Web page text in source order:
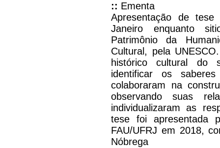
:: Ementa
Apresentação de
Janeiro enquanto
Patrimônio da
Cultural, pela
histórico cultural do
identificar os
colaboraram na
observando suas
individualizaram as
tese foi apresentada
FAU/UFRJ em 2018,
Nóbrega